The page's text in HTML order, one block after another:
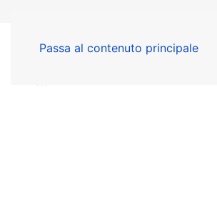
Passa al contenuto principale